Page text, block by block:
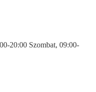
20:00 Szombat, 09:00-